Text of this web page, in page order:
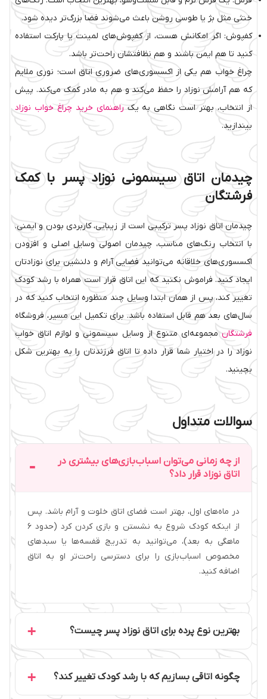
خنثی مثل بژ یا طوسی روشن باعث می‌شوند فضا بزرگ‌تر دیده شود.
کفپوش: اگر امکانش هست، از کفپوش‌های لمینت یا پارکت استفاده
کنید تا هم ایمن باشند و هم نظافتشان راحت‌تر باشد.
چراغ خواب هم یکی از اکسسوری‌های ضروری اتاق است؛ نوری ملایم
که هم آرامش نوزاد را حفظ می‌کند و هم به مادر کمک می‌کند. پیش
از انتخاب، بهتر است نگاهی به یکراهنمای خرید چراغ خواب نوزاد
بیندازید.
چیدمان اتاق سیسمونی نوزاد پسر با کمک
فرشتگان
چیدمان اتاق نوزاد پسر ترکیبی است از زیبایی، کاربردی بودن و ایمنی.
با انتخاب رنگ‌های مناسب، چیدمان اصولی وسایل اصلی و افزودن
اکسسوری‌های خلاقانه می‌توانید فضایی آرام و دلنشین برای نوزادتان
ایجاد کنید. فراموش نکنید که این اتاق قرار است همراه با رشد کودک
تغییر کند، پس از همان ابتدا وسایل چند منظوره انتخاب کنید که در
سال‌های بعد هم قابل استفاده باشد. برای تکمیل این مسیر، فروشگاه
فرشتگانمجموعه‌ای متنوع از وسایل سیسمونی و لوازم اتاق خواب
نوزاد را در اختیار شما قرار داده تا اتاق فرزندتان را به بهترین شکل
بچینید.
سوالات متداول
از چه زمانی می‌توان اسباب‌بازی‌های بیشتری در
اتاق نوزاد قرار داد؟
در ماه‌های اول، بهتر است فضای اتاق خلوت و آرام باشد. پس
از اینکه کودک شروع به نشستن و بازی کردن کرد (حدود ۶
ماهگی به بعد)، می‌توانید به تدریج قفسه‌ها یا سبدهای
مخصوص اسباب‌بازی را برای دسترسی راحت‌تر او به اتاق
اضافه کنید.
بهترین نوع پرده برای اتاق نوزاد پسر چیست؟
چگونه اتاقی بسازیم که با رشد کودک تغییر کند؟